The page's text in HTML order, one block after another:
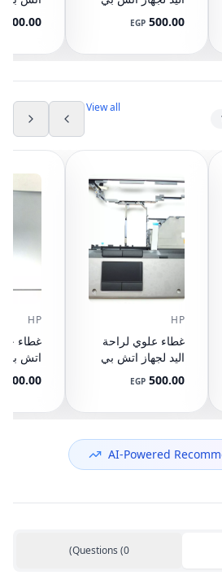
مع تاتش باد
(مستعمل)
500.00
EGP
400.00
View all
HP
غطاء علوي لراحة
اليد لجهاز اتش بي
مع تاتش باد
(مستعمل)
500.00
EGP
HP
400.00
AI-Powered
Questions (0
)